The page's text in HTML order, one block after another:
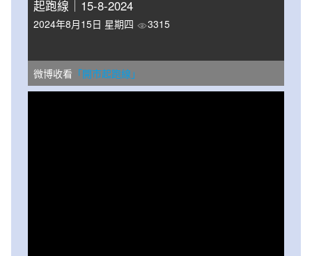
起跑線｜15-8-2024
2024年8月15日 星期四 3315
微博收看 「開市起跑線」